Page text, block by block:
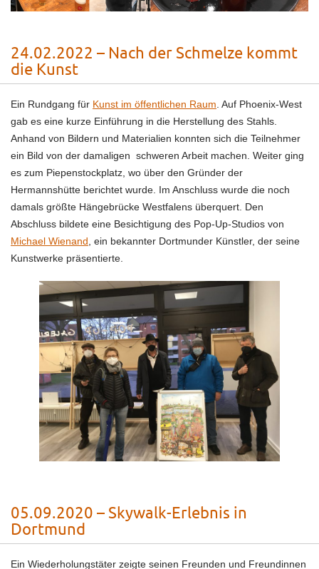
24.02.2022 – Nach der Schmelze kommt
die Kunst
Ein Rundgang für Kunst im öffentlichen Raum . Auf Phoenix-West
gab es eine kurze Einführung in die Herstellung des Stahls.
Anhand von Bildern und Materialien konnten sich die Teilnehmer
ein Bild von der damaligen schweren Arbeit machen. Weiter ging
es zum Piepenstockplatz, wo über den Gründer der
Hermannshütte berichtet wurde. Im Anschluss wurde die noch
damals größte Hängebrücke Westfalens überquert. Den
Abschluss bildete eine Besichtigung des Pop-Up-Studios von
Michael Wienand , ein bekannter Dortmunder Künstler, der seine
Kunstwerke präsentierte.
05.09.2020 – Skywalk-Erlebnis in
Dortmund
Ein Wiederholungstäter zeigte seinen Freunden und Freundinnen